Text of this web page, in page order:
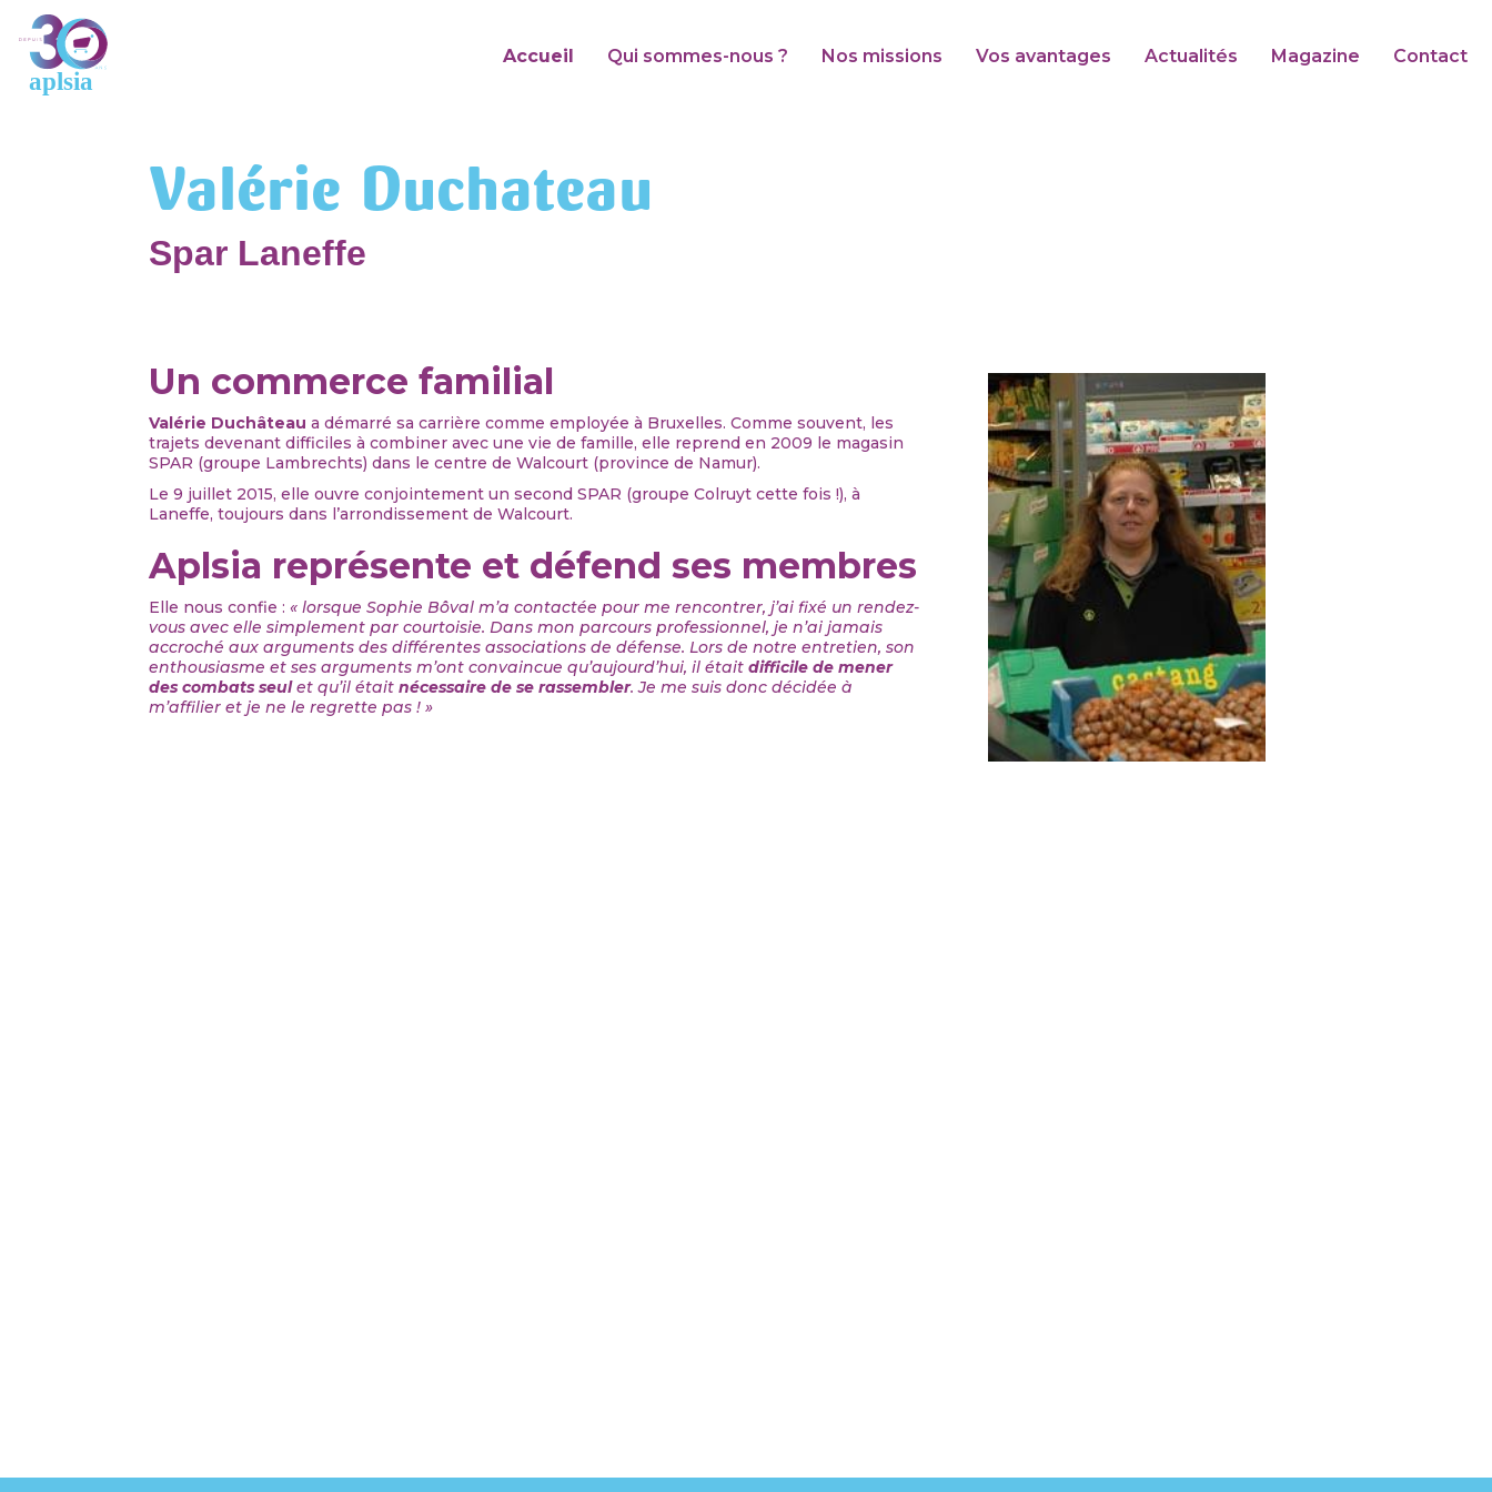
Accueil Qui sommes-nous ? Nos missions Vos avantages Actualités Magazine Contact
Valérie Duchateau
Spar Laneffe
Un commerce familial
Valérie Duchâteaua démarré sa carrière comme employée à Bruxelles. Comme souvent, les
trajets devenant difficiles à combiner avec une vie de famille, elle reprend en 2009 le magasin
SPAR (groupe Lambrechts) dans le centre de Walcourt (province de Namur).
Le 9 juillet 2015, elle ouvre conjointement un second SPAR (groupe Colruyt cette fois !), à
Laneffe, toujours dans l’arrondissement de Walcourt.
Aplsia représente et défend ses membres
Elle nous confie :« lorsque Sophie Bôval m’a contactée pour me rencontrer, j’ai fixé un rendez-
vous avec elle simplement par courtoisie. Dans mon parcours professionnel, je n’ai jamais
accroché aux arguments des différentes associations de défense. Lors de notre entretien, son
enthousiasme et ses arguments m’ont convaincue qu’aujourd’hui, il étaitdifficile de mener
des combats seulet qu’il étaitnécessaire de se rassembler. Je me suis donc décidée à
m’affilier et je ne le regrette pas ! »